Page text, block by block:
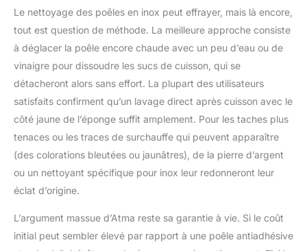
Le nettoyage des poêles en inox peut effrayer, mais là encore,
tout est question de méthode. La meilleure approche consiste
à déglacer la poêle encore chaude avec un peu d’eau ou de
vinaigre pour dissoudre les sucs de cuisson, qui se
détacheront alors sans effort. La plupart des utilisateurs
satisfaits confirment qu’un lavage direct après cuisson avec le
côté jaune de l’éponge suffit amplement. Pour les taches plus
tenaces ou les traces de surchauffe qui peuvent apparaître
(des colorations bleutées ou jaunâtres), de la pierre d’argent
ou un nettoyant spécifique pour inox leur redonneront leur
éclat d’origine.
L’argument massue d’Atma reste sa garantie à vie. Si le coût
initial peut sembler élevé par rapport à une poêle antiadhésive